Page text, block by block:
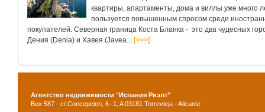
квартиры, апартаменты, дома и виллы уже много
пользуется повышенным спросом среди
покупателей. Северная граница Коста Бланка - это два чудесных
Дения (Denia) и Хавея (Javea... [>>>]
Агентство недвижимости "Испания Риэлт"
Box 587 - c/.Concepcion, 6 -1, A 03181 Torrevieja - Alicante